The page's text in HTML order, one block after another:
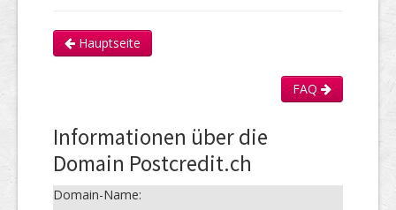
Hauptseite
FAQ
Informationen über die
Domain Postcredit.ch
Domain-Name: